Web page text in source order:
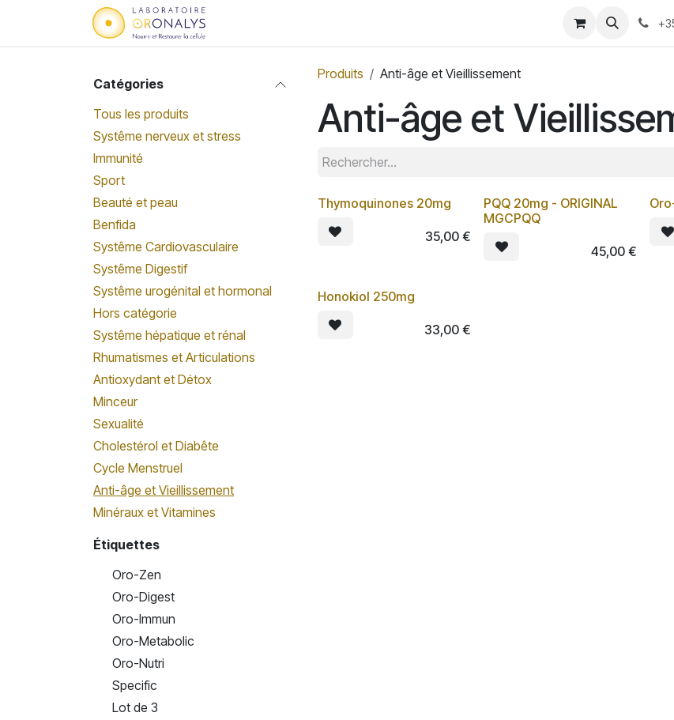
Se rendre au contenu
Blog
Catégories
Tous les produits
Systême nerveux et stress
Immunité
Sport
Beauté et peau
Benfida
Systême Cardiovasculaire
Systême Digestif
Systême urogénital et hormonal
Hors catégorie
Systême hépatique et rénal
Rhumatismes et Articulations
Antioxydant et Détox
Minceur
Sexualité
Cholestérol et Diabête
Cycle Menstruel
Anti-âge et Vieillissement
Minéraux et Vitamines
Étiquettes
Oro-Zen
Oro-Digest
Oro-Immun
Oro-Metabolic
Oro-Nutri
Specific
Lot de 3
Produits Anti-âge et Vieillissement
Anti-âge et
Thymoquinones 20mg
35,00 €
PQQ 20mg - ORIGINAL
MGCPQQ
45,00 €
Honokiol 250mg
33,00 €